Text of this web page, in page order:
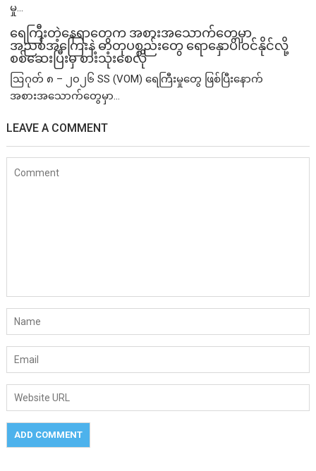
မှု...
ရေကြီးတဲ့​နေရာ​တွေက အစားအသောက်တွေမှာ
အညစ်အကြေးနဲ့ ဓာတုပစ္စည်းတွေ ရောနှောပါဝင်နိုင်လို့
စစ်ဆေးပြီးမှ စားသုံးစေလို
ဩဂုတ် ၈ – ၂၀၂၆ SS (VOM) ရေကြီးမှုတွေ ဖြစ်ပြီးနောက်
အစားအသောက်တွေမှာ...
LEAVE A COMMENT